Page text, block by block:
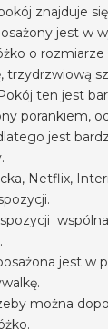
znajduje
jest w
o rozmiarze
trzydrzwiową
ten jest
porankiem,
jest
Netflix,
jest w
można